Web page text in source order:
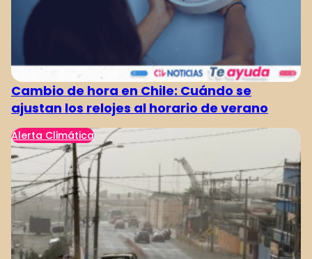
Cambio de hora en Chile: Cuándo se
ajustan los relojes al horario de verano
Alerta Climática